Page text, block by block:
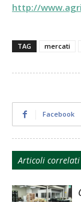
http://
TAG mercati
Facebook
Articoli correlati